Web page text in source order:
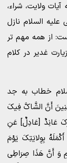
ولایت، شراء،
علیه السلام نازل
از همه مهم تر
غدیر در کلام
خطاب به جد
أَنَّ الشَّاکَّ فِیکَ
عَانِدٌ [عَادِلٌ‏] عَنِ
بِوِلایَتِکَ یَوْمَ
وَ أَنَّ هَذَا صِرَاطِی